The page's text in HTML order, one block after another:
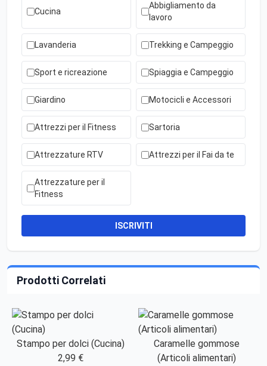
Cucina
Abbigliamento da
lavoro
Lavanderia Trekking e Campeggio
Sport e ricreazione Spiaggia e Campeggio
Giardino Motocicli e Accessori
Attrezzi per il Fitness Sartoria
Attrezzature RTV Attrezzi per il Fai da te
Attrezzature per il
Fitness
ISCRIVITI
Prodotti Correlati
Stampo per dolci (Cucina)
2,99 €
Caramelle gommose
(Articoli alimentari)